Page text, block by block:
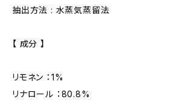
抽出方法 : 水蒸気蒸留法
【 成分 】
リモネン ：1%
リナロール ：80.8%